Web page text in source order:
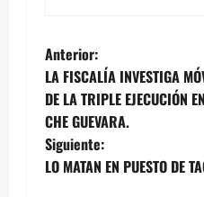
N
a
v
e
Anterior:
LA FISCALÍA INVESTIGA
DE LA TRIPLE EJECUCIÓN
CHE GUEVARA.
Siguiente:
LO MATAN EN PUESTO DE